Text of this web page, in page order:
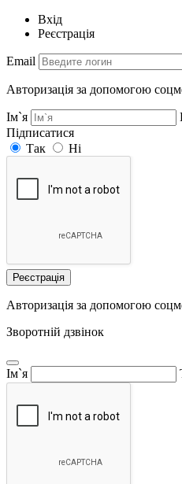
Вхід
Реєстрація
Email
Авторизація за допомогою
Ім`я
Підписатися
Так
Ні
Реєстрація
Авторизація за допомогою
Зворотній дзвінок
Ім`я